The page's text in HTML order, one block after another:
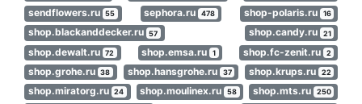
sendflowers.ru 55 sephora.ru 478 shop-polaris.ru 16
shop.blackanddecker.ru 57 shop.candy.ru 21
shop.dewalt.ru 72 shop.emsa.ru 1 shop.fc-zenit.ru 2
shop.grohe.ru 38 shop.hansgrohe.ru 37 shop.krups.ru 22
shop.miratorg.ru 24 shop.moulinex.ru 58 shop.mts.ru 250